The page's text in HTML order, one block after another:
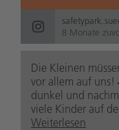
8 Monate
Die Kleinen
vor allem auf uns!
dunkel und
viele Kinder auf
Weiterlesen